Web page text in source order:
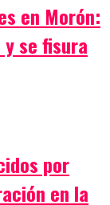
en Morón:
se fisura
por
en la